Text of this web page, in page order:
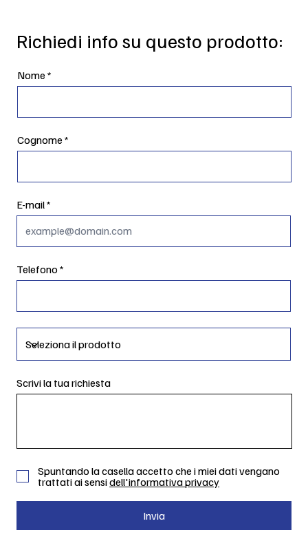
Richiedi info su questo prodotto:
Nome
Cognome
E-mail
Telefono
Scrivi la tua richiesta
Spuntando la casella accetto che i miei dati vengano
trattati ai sensidell'informativa privacy
Invia